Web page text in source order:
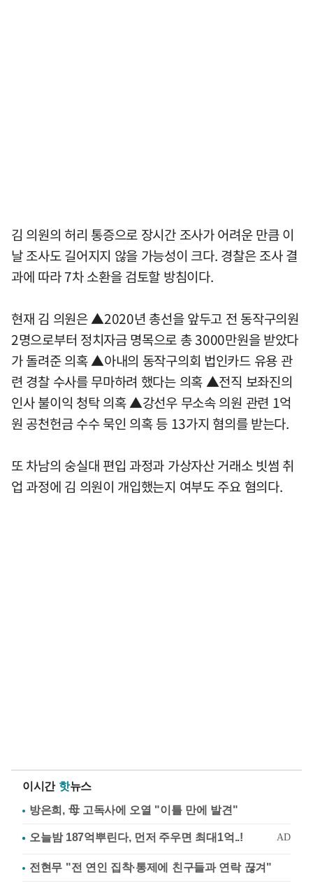
김 의원의 허리 통증으로 장시간 조사가 어려운 만큼 이
날 조사도 길어지지 않을 가능성이 크다. 경찰은 조사 결
과에 따라 7차 소환을 검토할 방침이다.
현재 김 의원은 ▲2020년 총선을 앞두고 전 동작구의원
2명으로부터 정치자금 명목으로 총 3000만원을 받았다
가 돌려준 의혹 ▲아내의 동작구의회 법인카드 유용 관
련 경찰 수사를 무마하려 했다는 의혹 ▲전직 보좌진의
인사 불이익 청탁 의혹 ▲강선우 무소속 의원 관련 1억
원 공천헌금 수수 묵인 의혹 등 13가지 혐의를 받는다.
또 차남의 숭실대 편입 과정과 가상자산 거래소 빗썸 취
업 과정에 김 의원이 개입했는지 여부도 주요 혐의다.
이시간 핫뉴스
방은희, 母 고독사에 오열 "이틀 만에 발견"
전현무 "전 연인 집착·통제에 친구들과 연락 끊겨"